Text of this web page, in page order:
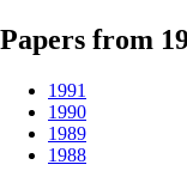
Papers from
1991
1990
1989
1988